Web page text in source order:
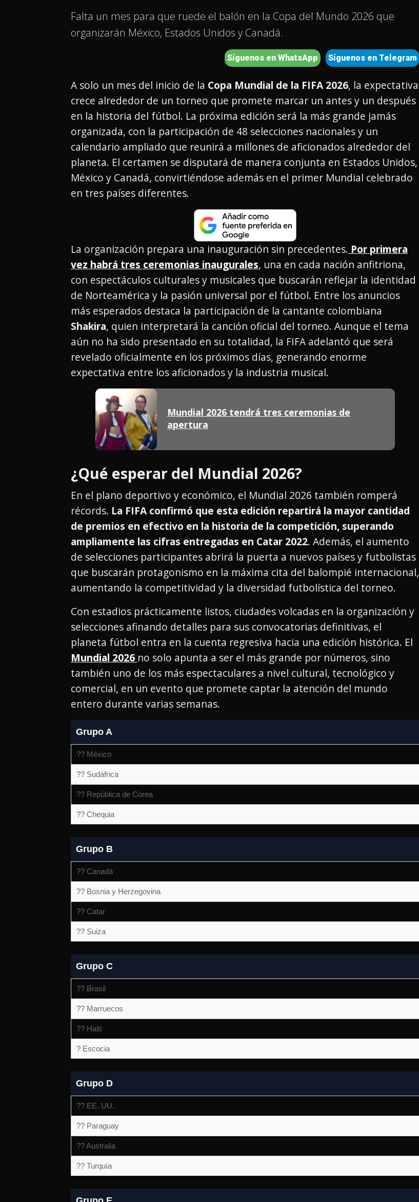
Falta un mes para que ruede el balón en la Copa del Mundo 2026 que
organizarán México, Estados Unidos y Canadá.
Síguenos en Telegram
Síguenos en WhatsApp
A solo un mes del inicio de la Copa Mundial de la FIFA 2026, la expectativa
crece alrededor de un torneo que promete marcar un antes y un después
en la historia del fútbol. La próxima edición será la más grande jamás
organizada, con la participación de 48 selecciones nacionales y un
calendario ampliado que reunirá a millones de aficionados alrededor del
planeta. El certamen se disputará de manera conjunta en Estados Unidos,
México y Canadá, convirtiéndose además en el primer Mundial celebrado
en tres países diferentes.
La organización prepara una inauguración sin precedentes. Por primera
vez habrá tres ceremonias inaugurales, una en cada nación anfitriona,
con espectáculos culturales y musicales que buscarán reflejar la identidad
de Norteamérica y la pasión universal por el fútbol. Entre los anuncios
más esperados destaca la participación de la cantante colombiana
Shakira, quien interpretará la canción oficial del torneo. Aunque el tema
aún no ha sido presentado en su totalidad, la FIFA adelantó que será
revelado oficialmente en los próximos días, generando enorme
expectativa entre los aficionados y la industria musical.
Mundial 2026 tendrá tres ceremonias de
apertura
¿Qué esperar del Mundial 2026?
En el plano deportivo y económico, el Mundial 2026 también romperá
récords. La FIFA confirmó que esta edición repartirá la mayor cantidad
de premios en efectivo en la historia de la competición, superando
ampliamente las cifras entregadas en Catar 2022. Además, el aumento
de selecciones participantes abrirá la puerta a nuevos países y futbolistas
que buscarán protagonismo en la máxima cita del balompié internacional,
aumentando la competitividad y la diversidad futbolística del torneo.
Con estadios prácticamente listos, ciudades volcadas en la organización y
selecciones afinando detalles para sus convocatorias definitivas, el
planeta fútbol entra en la cuenta regresiva hacia una edición histórica. El
Mundial 2026 no solo apunta a ser el más grande por números, sino
también uno de los más espectaculares a nivel cultural, tecnológico y
comercial, en un evento que promete captar la atención del mundo
entero durante varias semanas.
Grupo A
?? México
?? Sudáfrica
?? República de Corea
?? Chequia
Grupo B
?? Canadá
?? Bosnia y Herzegovina
?? Catar
?? Suiza
Grupo C
?? Brasil
?? Marruecos
?? Haití
? Escocia
Grupo D
?? EE. UU.
?? Paraguay
?? Australia
?? Turquía